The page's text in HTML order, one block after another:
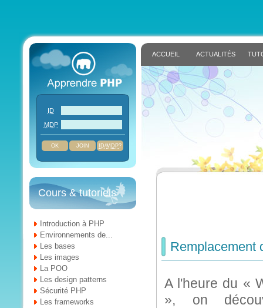
ACCUEIL ACTUALITÉS
Remplacement
A l'heure du «
», on
ID
MDP
JOIN ID/MDP?
Cours & tutoriels
Introduction à PHP
Environnements de...
Les bases
Les images
La POO
Les design patterns
Sécurité PHP
Les frameworks